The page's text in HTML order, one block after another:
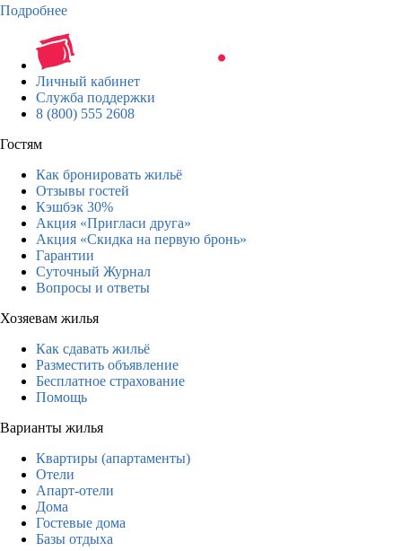
Подробнее
Личный кабинет
Служба поддержки
8 (800) 555 2608
Гостям
Как бронировать жильё
Отзывы гостей
Кэшбэк 30%
Акция «Пригласи друга»
Акция «Скидка на первую бронь»
Гарантии
Суточный Журнал
Вопросы и ответы
Хозяевам жилья
Как сдавать жильё
Разместить объявление
Бесплатное страхование
Помощь
Варианты жилья
Квартиры (апартаменты)
Отели
Апарт-отели
Дома
Гостевые дома
Базы отдыха